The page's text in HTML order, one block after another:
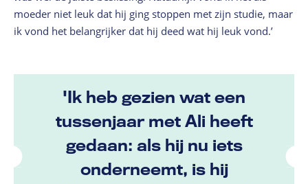
moeder niet leuk dat hij ging stoppen met zijn studie, maar
ik vond het belangrijker dat hij deed wat hij leuk vond.’
'Ik heb gezien wat een
tussenjaar met Ali heeft
gedaan: als hij nu iets
onderneemt, is hij